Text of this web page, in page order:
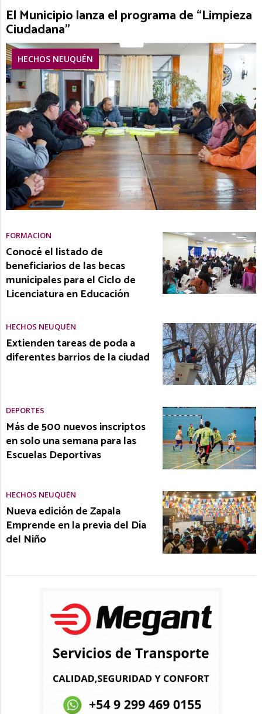
El Municipio lanza el programa de “Limpieza
Ciudadana”
HECHOS NEUQUÉN
FORMACIÓN
Conocé el listado de
beneficiarios de las becas
municipales para el Ciclo de
Licenciatura en Educación
HECHOS NEUQUÉN
Extienden tareas de poda a
diferentes barrios de la ciudad
DEPORTES
Más de 500 nuevos inscriptos
en solo una semana para las
Escuelas Deportivas
HECHOS NEUQUÉN
Nueva edición de Zapala
Emprende en la previa del Día
del Niño